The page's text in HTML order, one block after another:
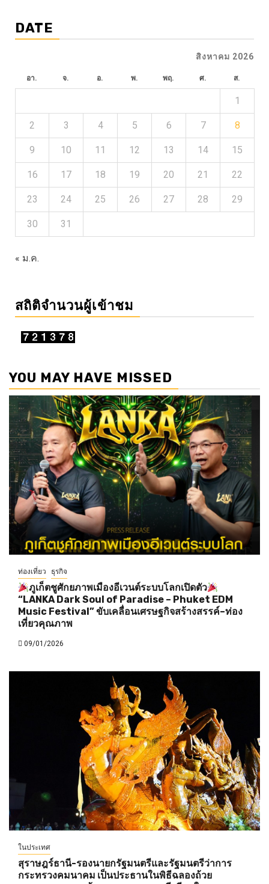
DATE
สิงหาคม 2026
อา. จ. อ. พ. พฤ. ศ. ส.
1
2 3 4 5 6 7 8
9 10 11 12 13 14 15
16 17 18 19 20 21 22
23 24 25 26 27 28 29
30 31
« ม.ค.
สถิติจำนวนผู้เข้าชม
YOU MAY HAVE MISSED
ท่องเที่ยว ธุรกิจ
ภูเก็ตชูศักยภาพเมืองอีเวนต์ระบบโลกเปิดตัว
“LANKA Dark Soul of Paradise – Phuket EDM
Music Festival” ขับเคลื่อนเศรษฐกิจสร้างสรรค์–ท่อง
เที่ยวคุณภาพ
09/01/2026
ในประเทศ
สุราษฎร์ธานี-รองนายกรัฐมนตรีและรัฐมนตรีว่าการ
กระทรวงคมนาคม เป็นประธานในพิธีฉลองถ้วย